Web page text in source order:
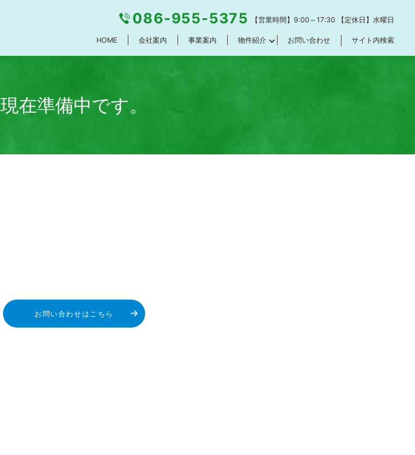
086-955-5375 【営業時間】9:00～17:30 【定休日】水曜日
HOME 会社案内 事業案内 物件紹介 お問い合わせ サイト内検索
現在準備中です。
お問い合わせはこちら